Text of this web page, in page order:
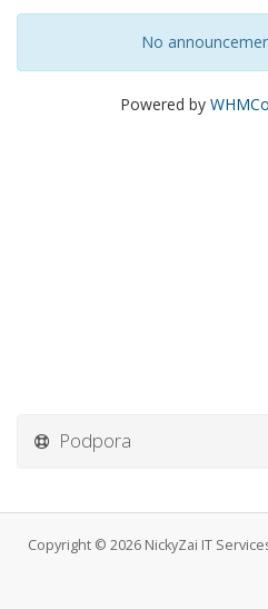
No
Powered by
Podpora
Copyright © 2026 NickyZai IT